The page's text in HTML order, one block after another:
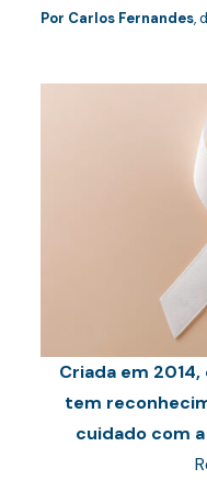
Por Carlos Fernandes,
Criada em
tem
cuidado com